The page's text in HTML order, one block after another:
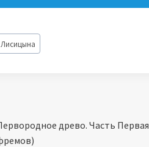
древо. Часть Первая